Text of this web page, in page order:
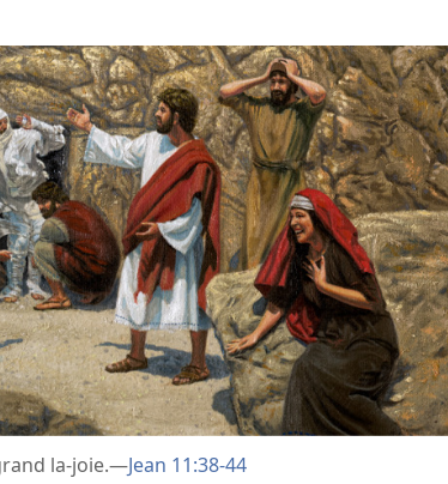
la-joie.—Jean 11:38-44